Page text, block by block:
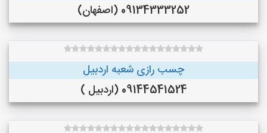
09134333252 (اصفهان)
چسب رازی شعبه اردبیل
09144541524 (اردبیل )